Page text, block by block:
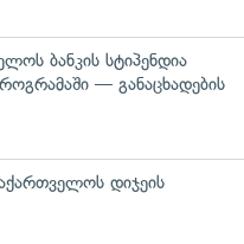
ბანკის სტიპენდია
— განაცხადების
დიჯეის